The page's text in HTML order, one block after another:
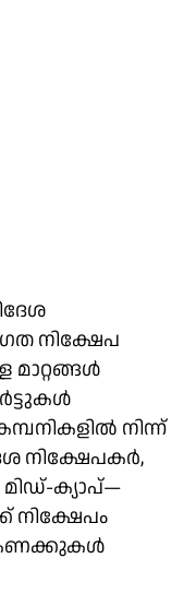
നിക്ഷേപ
നിന്ന്
നിക്ഷേപകർ,
ക്യാപ്—
നിക്ഷേപം
കണക്കുകൾ